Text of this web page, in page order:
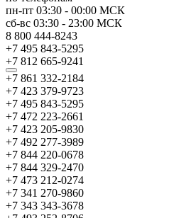
пн-пт 03:30 - 00:00 МСК
сб-вс 03:30 - 23:00 МСК
8 800 444-8243
+7 495 843-5295
+7 812 665-9241
+7 861 332-2184
+7 423 379-9723
+7 495 843-5295
+7 472 223-2661
+7 423 205-9830
+7 492 277-3989
+7 844 220-0678
+7 844 329-2470
+7 473 212-0274
+7 341 270-9860
+7 343 343-3678